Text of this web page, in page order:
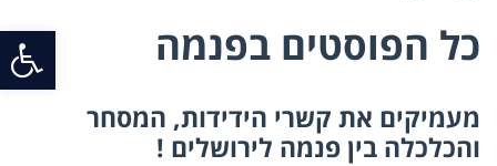
כל הפוסטים בפנמה
מעמיקים את קשרי הידידות, המסחר
והכלכלה בין פנמה לירושלים !